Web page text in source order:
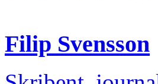
Filip Svensson